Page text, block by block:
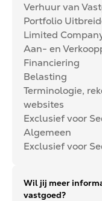
Verhuur van
Portfolio
Limited
Aan- en
Financiering
Belasting
Terminologie,
websites
Exclusief voor
Algemeen
Exclusief voor
Wil jij meer
vastgoed?